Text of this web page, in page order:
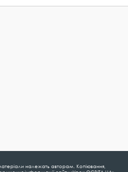
належать авторам. Копіювання,